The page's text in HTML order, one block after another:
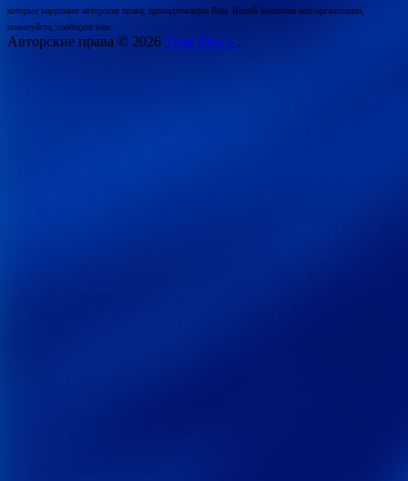
которые нарушают авторские права, принадлежащие Вам, Вашей компании или организации,
пожалуйста, сообщите нам.
Авторские права © 2026 Time Men`s..